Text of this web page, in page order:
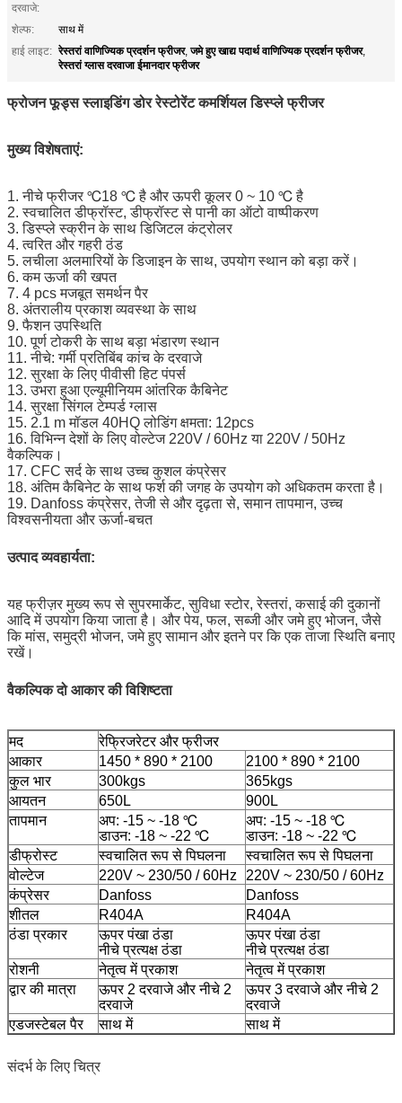
दरवाजे:
शेल्फ:
साथ में
हाई लाइट: रेस्तरां वाणिज्यिक प्रदर्शन फ्रीजर,जमे हुए खाद्य पदार्थ वाणिज्यिक प्रदर्शन फ्रीजर,
रेस्तरां ग्लास दरवाजा ईमानदार फ्रीजर
फ्रोजन फूड्स स्लाइडिंग डोर रेस्टोरेंट कमर्शियल डिस्प्ले फ्रीजर
मुख्य विशेषताएं:
1. नीचे फ्रीजर ℃18 ℃ है और ऊपरी कूलर 0 ~ 10 ℃ है
2. स्वचालित डीफ्रॉस्ट, डीफ्रॉस्ट से पानी का ऑटो वाष्पीकरण
3. डिस्प्ले स्क्रीन के साथ डिजिटल कंट्रोलर
4. त्वरित और गहरी ठंड
5. लचीला अलमारियों के डिजाइन के साथ, उपयोग स्थान को बड़ा करें।
6. कम ऊर्जा की खपत
7. 4 pcs मजबूत समर्थन पैर
8. अंतरालीय प्रकाश व्यवस्था के साथ
9. फैशन उपस्थिति
10. पूर्ण टोकरी के साथ बड़ा भंडारण स्थान
11. नीचे: गर्मी प्रतिबिंब कांच के दरवाजे
12. सुरक्षा के लिए पीवीसी हिट पंपर्स
13. उभरा हुआ एल्यूमीनियम आंतरिक कैबिनेट
14. सुरक्षा सिंगल टेम्पर्ड ग्लास
15. 2.1 m मॉडल 40HQ लोडिंग क्षमता: 12pcs
16. विभिन्न देशों के लिए वोल्टेज 220V / 60Hz या 220V / 50Hz
वैकल्पिक।
17. CFC सर्द के साथ उच्च कुशल कंप्रेसर
18. अंतिम कैबिनेट के साथ फर्श की जगह के उपयोग को अधिकतम करता है।
19. Danfoss कंप्रेसर, तेजी से और दृढ़ता से, समान तापमान, उच्च
विश्वसनीयता और ऊर्जा-बचत
उत्पाद व्यवहार्यता:
यह फ्रीज़र मुख्य रूप से सुपरमार्केट, सुविधा स्टोर, रेस्तरां, कसाई की दुकानों
आदि में उपयोग किया जाता है। और पेय, फल, सब्जी और जमे हुए भोजन, जैसे
कि मांस, समुद्री भोजन, जमे हुए सामान और इतने पर कि एक ताजा स्थिति बनाए
रखें।
वैकल्पिक दो आकार की विशिष्टता
मद
रेफ्रिजरेटर और फ्रीजर
आकार
1450 * 890 * 2100
2100 * 890 * 2100
कुल भार
300kgs
365kgs
आयतन
650L
900L
तापमान
अप: -15 ~ -18 ℃
डाउन: -18 ~ -22 ℃
अप: -15 ~ -18 ℃
डाउन: -18 ~ -22 ℃
डीफ्रोस्ट
स्वचालित रूप से पिघलना
स्वचालित रूप से पिघलना
वोल्टेज
220V ~ 230/50 / 60Hz
220V ~ 230/50 / 60Hz
कंप्रेसर
Danfoss
Danfoss
शीतल
R404A
R404A
ठंडा प्रकार
ऊपर पंखा ठंडा
नीचे प्रत्यक्ष ठंडा
ऊपर पंखा ठंडा
नीचे प्रत्यक्ष ठंडा
रोशनी
नेतृत्व में प्रकाश
नेतृत्व में प्रकाश
द्वार की मात्रा
ऊपर 2 दरवाजे और नीचे 2
दरवाजे
ऊपर 3 दरवाजे और नीचे 2
दरवाजे
एडजस्टेबल पैर
साथ में साथ में
संदर्भ के लिए चित्र